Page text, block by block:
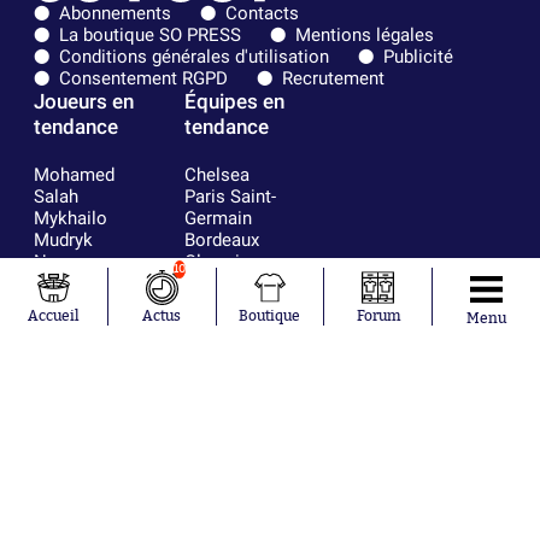
Abonnements
Contacts
La boutique SO PRESS
Mentions légales
Conditions générales d'utilisation
Publicité
Consentement RGPD
Recrutement
Joueurs en
tendance
Mohamed
Salah
Mykhailo
Mudryk
Neymar
Khalis Merah
Loïs Openda
Moussa
Équipes en
tendance
Chelsea
Paris Saint-
Germain
Bordeaux
Olympique
lyonnais
Real Madrid
Accueil
10
Actus Boutique Forum Menu